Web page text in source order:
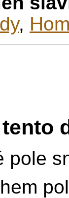
,
pole